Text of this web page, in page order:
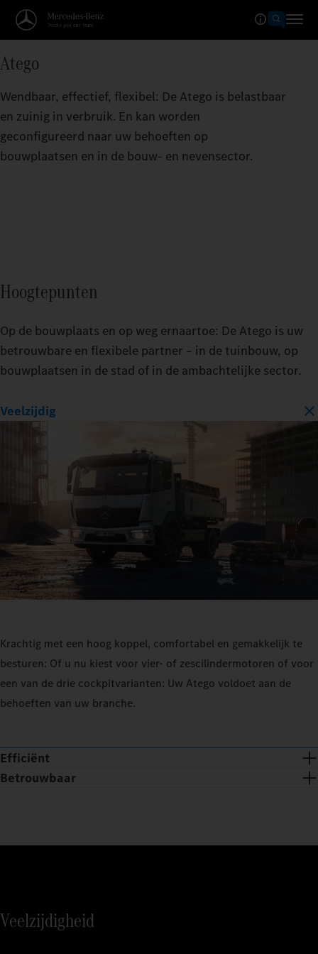
Atego
Wendbaar, effectief, flexibel: De Atego is belastbaar
en zuinig in verbruik. En kan worden
geconfigureerd naar uw behoeften op
bouwplaatsen en in de bouw- en nevensector.
Hoogtepunten
Op de bouwplaats en op weg ernaartoe: De Atego is uw
betrouwbare en flexibele partner – in de tuinbouw, op
bouwplaatsen in de stad of in de ambachtelijke sector.
Veelzijdig
Krachtig met een hoog koppel, comfortabel en gemakkelijk te
besturen: Of u nu kiest voor vier‑ of zescilindermotoren of voor
een van de drie cockpitvarianten: Uw Atego voldoet aan de
behoeften van uw branche.
Efficiënt
Betrouwbaar
Veelzijdigheid